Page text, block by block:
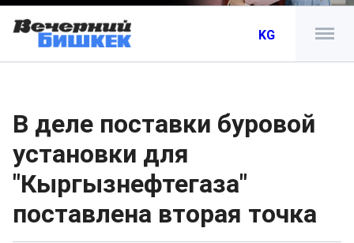
KG
В деле поставки буровой
установки для
"Кыргызнефтегаза"
поставлена вторая точка